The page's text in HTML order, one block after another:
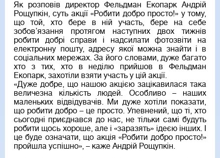
Як розповів директор Фельдман Екопарк Андрій
Рощупкін, суть акції «Робити добро просто!» у тому,
що той, хто бере в ній участь, бере на себе
зобов’язання протягом наступних двох тижнів
робити добрі справи і надсилати фотозвіти на
електронну пошту, адресу якої можна знайти і в
соціальних мережах. За його словами, дуже багато
хто з тих, хто в неділю прийшов в Фельдман
Екопарк, захотіли взяти участь у цій акції.
«Дуже добре, що нашою акцією зацікавилася така
величезна кількість людей. Особливо – наших
маленьких відвідувачів. Ми дуже хотіли показати,
що робити добро – це просто. Упевнений, що ті, хто
сьогодні приєднався до нас, не тільки самі будуть
робити щось хороше, але і «заразять» ідеєю інших. І
це буде означати, що акція «Робити добро просто!»
пройшла успішно», – каже Андрій Рощупкін.